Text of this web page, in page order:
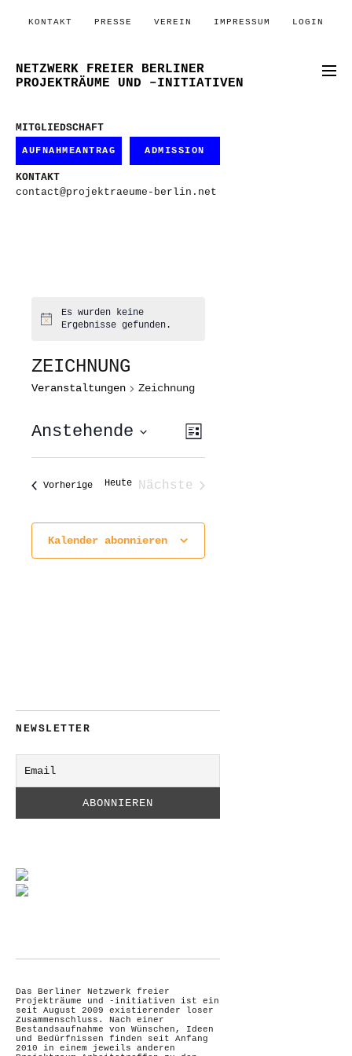
KONTAKT PRESSE VEREIN IMPRESSUM LOGIN
NETZWERK FREIER BERLINER
PROJEKTRÄUME UND –INITIATIVEN
MITGLIEDSCHAFT
AUFNAHMEANTRAG ADMISSION
KONTAKT
contact@projektraeume-berlin.net
Hinweis
Es wurden keine
Ergebnisse gefunden.
ZEICHNUNG
Veranstaltungen Zeichnung
ANSICHTEN-
NAVIGATION
VERANSTALTUNG
ANSICHTEN-
Liste
Anstehende
wählen.
VorherigeVeranstaltungen
Heute
Nächste
Kalender abonnieren
NEWSLETTER
Das Berliner Netzwerk freier
Projekträume und -initiativen ist ein
seit August 2009 existierender loser
Zusammenschluss. Nach einer
Bestandsaufnahme von Wünschen, Ideen
und Bedürfnissen finden seit Anfang
2010 in einem jeweils anderen